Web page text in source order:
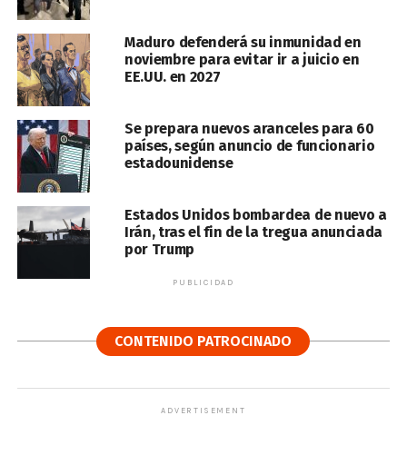
Maduro defenderá su inmunidad en
noviembre para evitar ir a juicio en
EE.UU. en 2027
Se prepara nuevos aranceles para 60
países, según anuncio de funcionario
estadounidense
Estados Unidos bombardea de nuevo a
Irán, tras el fin de la tregua anunciada
por Trump
PUBLICIDAD
CONTENIDO PATROCINADO
ADVERTISEMENT